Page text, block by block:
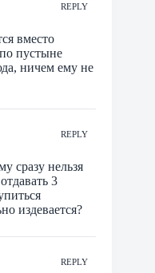
REPLY
вместо
пустыне
ничем ему не
REPLY
сразу нельзя
3
издевается?
REPLY